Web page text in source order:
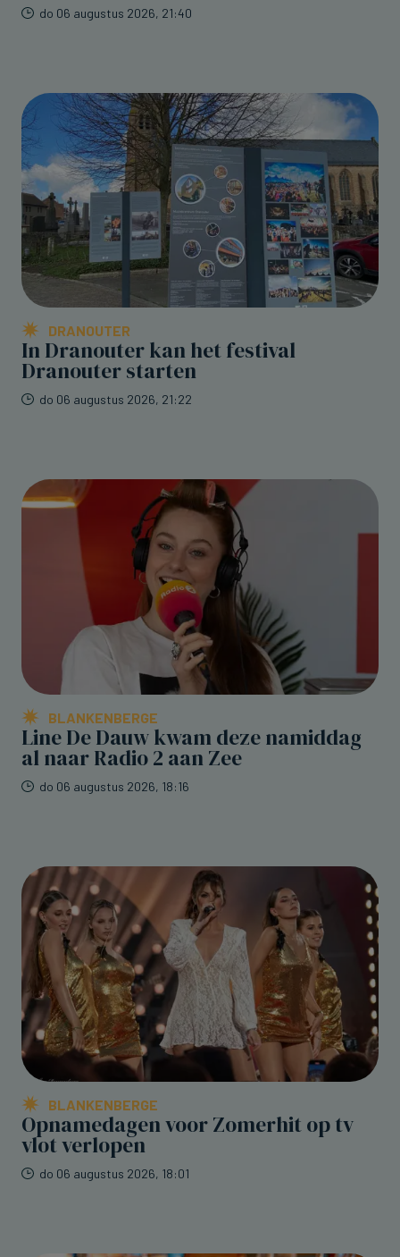
do 06 augustus 2026, 21:40
DRANOUTER
In Dranouter kan het festival
Dranouter starten
do 06 augustus 2026, 21:22
BLANKENBERGE
Line De Dauw kwam deze namiddag
al naar Radio 2 aan Zee
do 06 augustus 2026, 18:16
BLANKENBERGE
Opnamedagen voor Zomerhit op tv
vlot verlopen
do 06 augustus 2026, 18:01